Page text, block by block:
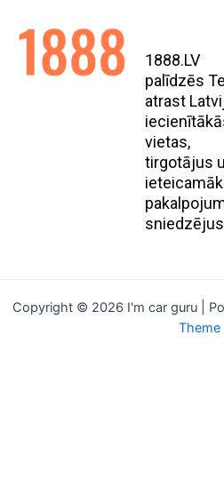
1888.LV
palīdzēs
atrast
vietas,
tirgotājus
Copyright © 2026 I'm car guru |
Theme